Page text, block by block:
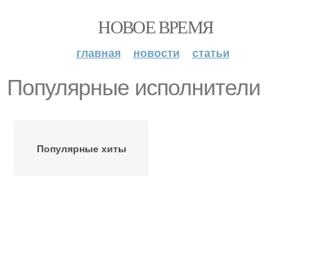
НОВОЕ ВРЕМЯ
главная новости статьи
Популярные исполнители
Популярные хиты